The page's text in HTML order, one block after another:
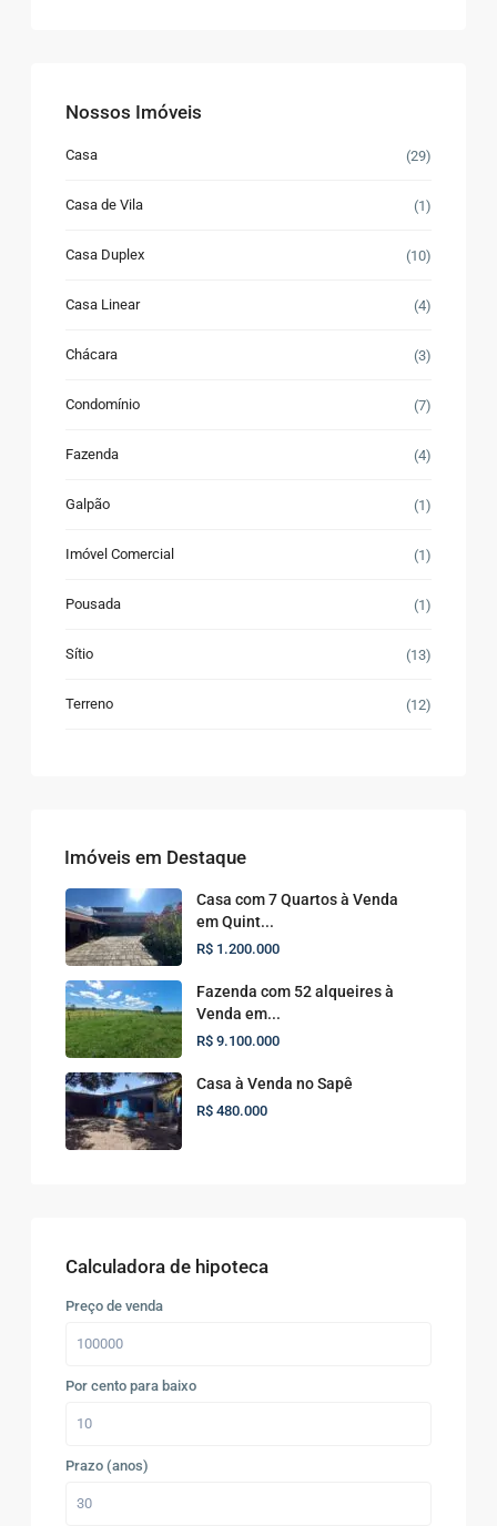
Nossos Imóveis
Casa (29)
Casa de Vila (1)
Casa Duplex (10)
Casa Linear (4)
Chácara (3)
Condomínio (7)
Fazenda (4)
Galpão (1)
Imóvel Comercial (1)
Pousada (1)
Sítio (13)
Terreno (12)
Imóveis em Destaque
Casa com 7 Quartos à Venda
em Quint...
R$ 1.200.000
Fazenda com 52 alqueires à
Venda em...
R$ 9.100.000
Casa à Venda no Sapê
R$ 480.000
Calculadora de hipoteca
Preço de venda
Por cento para baixo
Prazo (anos)